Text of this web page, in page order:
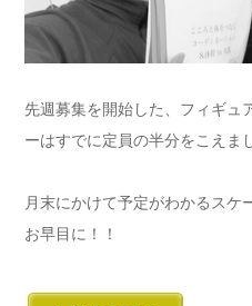
先週募集を開始した、フィギュ
ーはすでに定員の半分をこえま
月末にかけて予定がわかるスケ
お早目に！！